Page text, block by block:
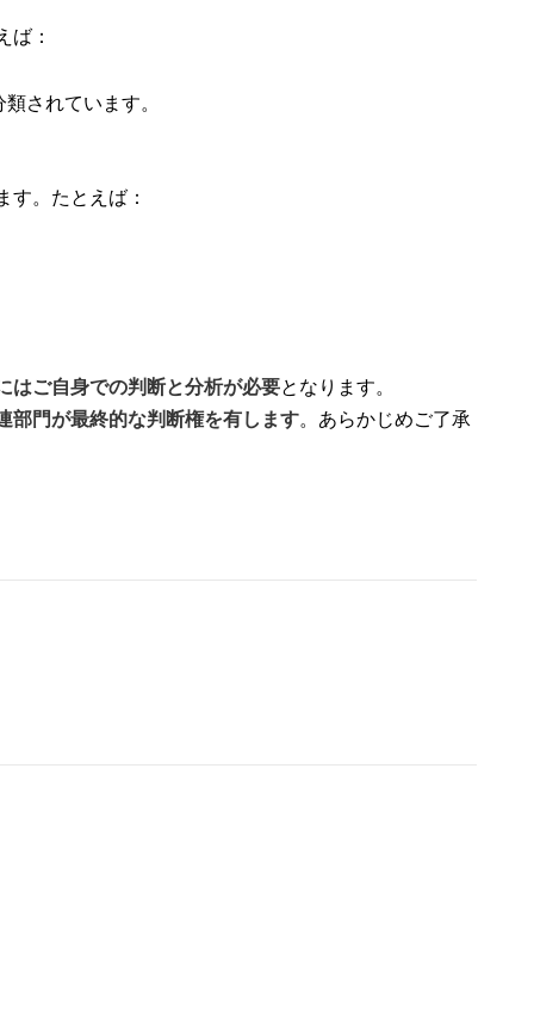
ば：
されています。
。たとえば：
はご自身での判断と分析が必要となります。
部門が最終的な判断権を有します。あらかじめご了承